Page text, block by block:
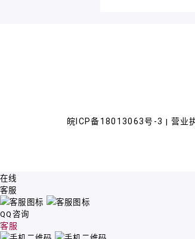
皖ICP备18013063号-3 | 营业
在线
客服
QQ咨询
客服